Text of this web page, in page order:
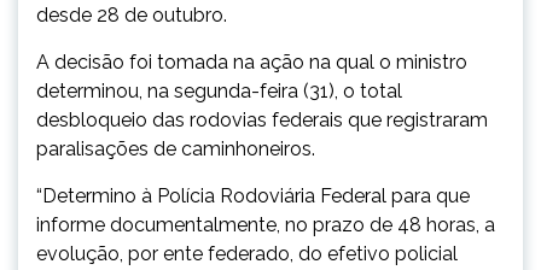
desde 28 de outubro.
A decisão foi tomada na ação na qual o ministro
determinou, na segunda-feira (31), o total
desbloqueio das rodovias federais que registraram
paralisações de caminhoneiros.
“Determino à Polícia Rodoviária Federal para que
informe documentalmente, no prazo de 48 horas, a
evolução, por ente federado, do efetivo policial